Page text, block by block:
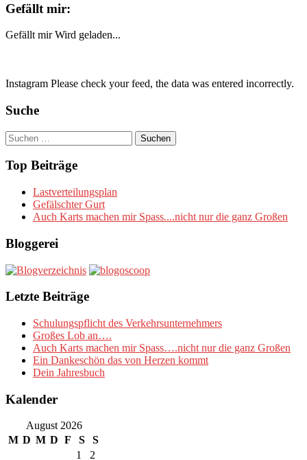
Gefällt mir:
Gefällt mir Wird geladen...
Instagram Please check your feed, the data was entered incorrectly.
Suche
Suchen
nach:
Top Beiträge
Lastverteilungsplan
Gefälschter Gurt
Auch Karts machen mir Spass....nicht nur die ganz Großen
Bloggerei
Letzte Beiträge
Schulungspflicht des Verkehrsunternehmers
Großes Lob an….
Auch Karts machen mir Spass….nicht nur die ganz Großen
Ein Dankeschön das von Herzen kommt
Dein Jahresbuch
Kalender
August 2026
M D M D F S
S
1
2